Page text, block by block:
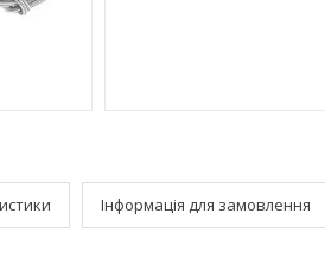
Інформація для замовлення